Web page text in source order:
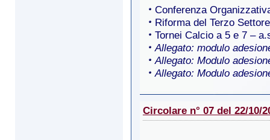
Conferenza
Riforma del Terzo
Tornei Calcio a 5 e 7 –
Allegato: modulo
Allegato: Modulo
Allegato: Modulo
Circolare n° 07 del 22/10/